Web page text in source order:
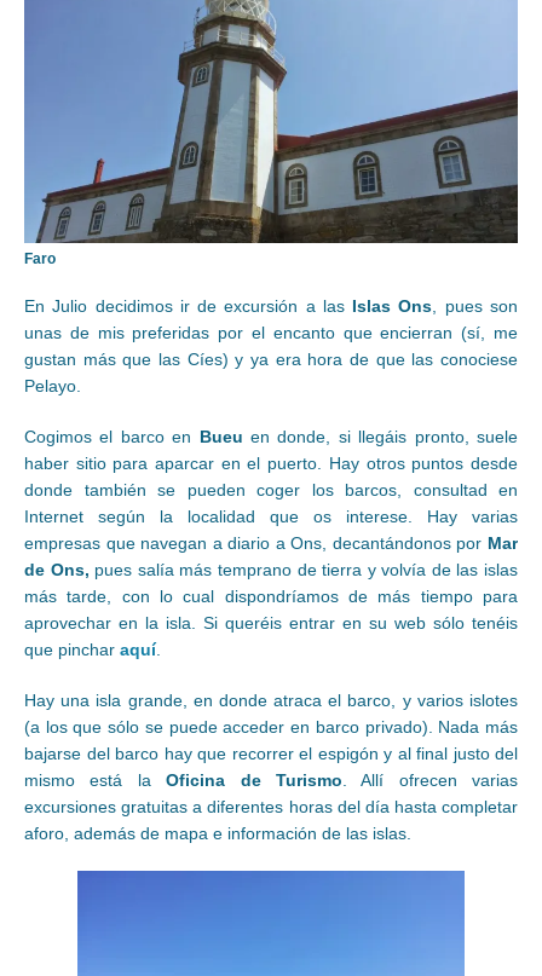
Faro
En Julio decidimos ir de excursión a las Islas Ons, pues son
unas de mis preferidas por el encanto que encierran (sí, me
gustan más que las Cíes) y ya era hora de que las conociese
Pelayo.
Cogimos el barco en Bueu en donde, si llegáis pronto, suele
haber sitio para aparcar en el puerto. Hay otros puntos desde
donde también se pueden coger los barcos, consultad en
Internet según la localidad que os interese. Hay varias
empresas que navegan a diario a Ons, decantándonos por Mar
de Ons, pues salía más temprano de tierra y volvía de las islas
más tarde, con lo cual dispondríamos de más tiempo para
aprovechar en la isla. Si queréis entrar en su web sólo tenéis
que pinchar aquí.
Hay una isla grande, en donde atraca el barco, y varios islotes
(a los que sólo se puede acceder en barco privado). Nada más
bajarse del barco hay que recorrer el espigón y al final justo del
mismo está laOficina de Turismo. Allí ofrecen varias
excursiones gratuitas a diferentes horas del día hasta completar
aforo, además de mapa e información de las islas.